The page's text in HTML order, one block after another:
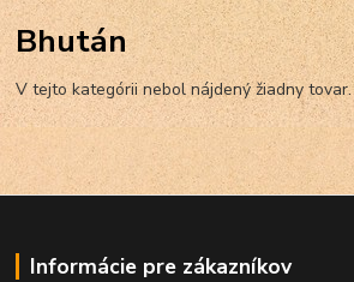
Bhután
V tejto kategórii nebol nájdený žiadny tovar.
Informácie pre zákazníkov